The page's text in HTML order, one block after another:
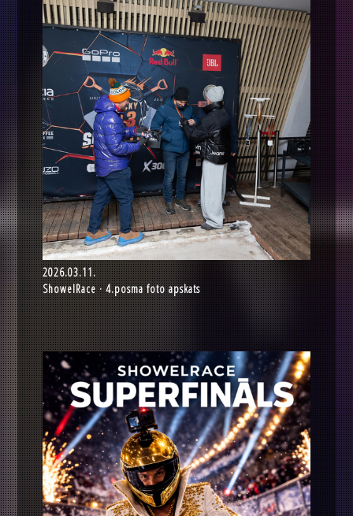
2026.03.11.
ShowelRace · 4.posma foto apskats